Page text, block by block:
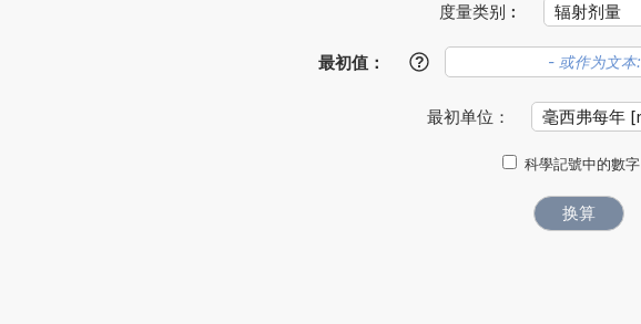
度量类别︰
最初值： ?
最初单位：
科學記號中的數字